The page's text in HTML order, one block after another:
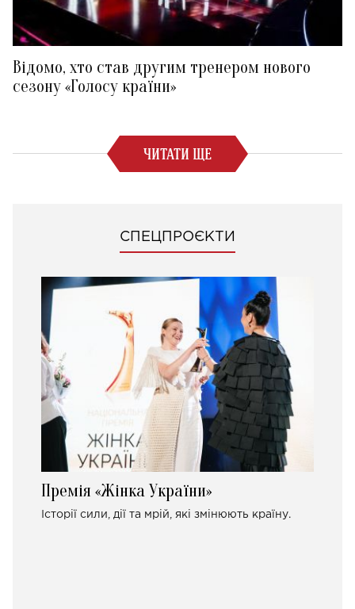
Відомо, хто став другим тренером нового
сезону «Голосу країни»
ЧИТАТИ ЩЕ
СПЕЦПРОЄКТИ
Премія «Жінка України»
Історії сили, дії та мрій, які змінюють країну.